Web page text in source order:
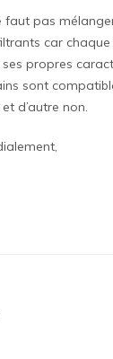
faut pas
car
propres
sont
d’autre non.